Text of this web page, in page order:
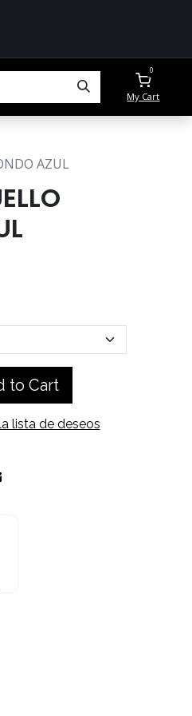
0
My Cart
AZUL
to Cart
lista de deseos